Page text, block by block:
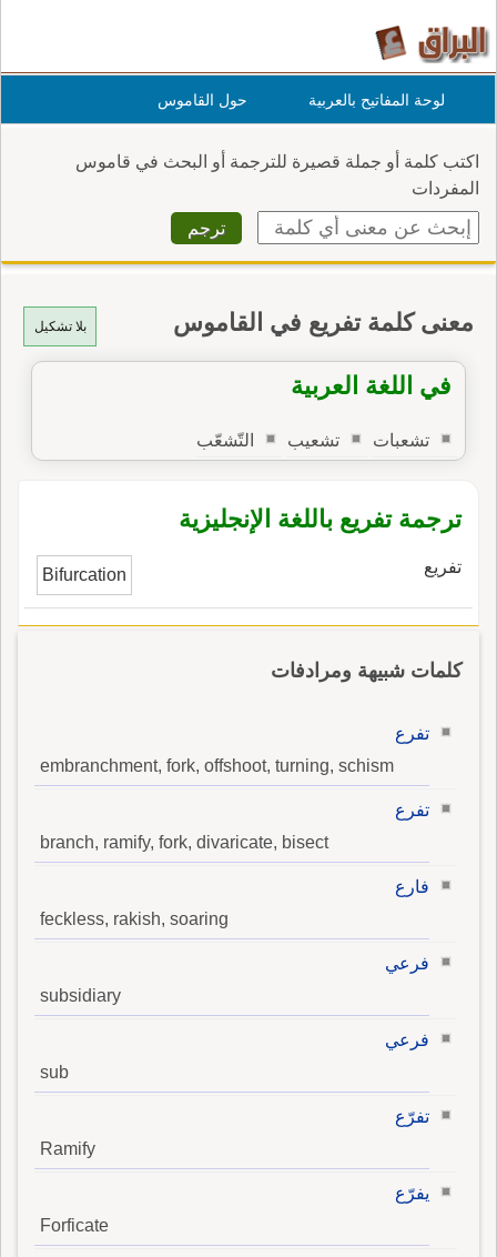
لوحة المفاتيح بالعربية حول القاموس
اكتب كلمة أو جملة قصيرة للترجمة أو البحث في قاموس
المفردات
بلا تشكيل معنى كلمة تفريع في القاموس
في اللغة العربية
تشعبات تشعيب التّشعّب
ترجمة تفريع باللغة الإنجليزية
تفريع Bifurcation
كلمات شبيهة ومرادفات
تفرع
embranchment, fork, offshoot, turning, schism
تفرع
branch, ramify, fork, divaricate, bisect
فارع
feckless, rakish, soaring
فرعي
subsidiary
فرعي
sub
تفرّع
Ramify
يفرّع
Forficate